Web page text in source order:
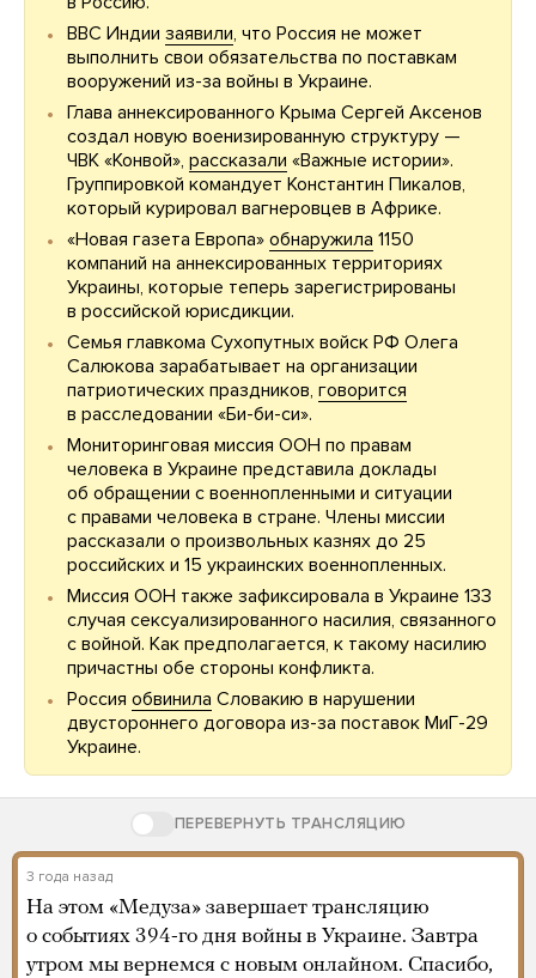
ВВС Индии заявили, что Россия не может
выполнить свои обязательства по поставкам
вооружений из-за войны в Украине.
Глава аннексированного Крыма Сергей Аксенов
создал новую военизированную структуру —
ЧВК «Конвой», рассказали «Важные истории».
Группировкой командует Константин Пикалов,
который курировал вагнеровцев в Африке.
«Новая газета Европа» обнаружила 1150
компаний на аннексированных территориях
Украины, которые теперь зарегистрированы
в российской юрисдикции.
Семья главкома Сухопутных войск РФ Олега
Салюкова зарабатывает на организации
патриотических праздников, говорится
в расследовании «Би-би-си».
Мониторинговая миссия ООН по правам
человека в Украине представила доклады
об обращении с военнопленными и ситуации
с правами человека в стране. Члены миссии
рассказали о произвольных казнях до 25
российских и 15 украинских военнопленных.
Миссия ООН также зафиксировала в Украине 133
случая сексуализированного насилия, связанного
с войной. Как предполагается, к такому насилию
причастны обе стороны конфликта.
Россия обвинила Словакию в нарушении
двустороннего договора из-за поставок МиГ-29
Украине.
ПЕРЕВЕРНУТЬ ТРАНСЛЯЦИЮ
3 года назад
На этом «Медуза» завершает трансляцию
о событиях 394-го дня войны в Украине. Завтра
утром мы вернемся с новым онлайном. Спасибо,